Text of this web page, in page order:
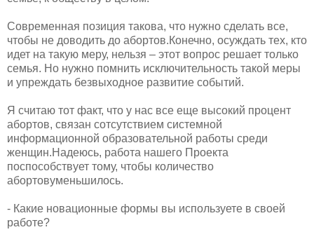
​Современная позиция такова, что нужно сделать все,
чтобы не доводить до абортов.Конечно, осуждать тех, кто
идет на такую меру, нельзя – этот вопрос решает только
семья. Но нужно помнить исключительность такой меры
и упреждать безвыходное развитие событий.
​Я считаю тот факт, что у нас все еще высокий процент
абортов, связан сотсутствием системной
информационной образовательной работы среди
женщин.Надеюсь, работа нашего Проекта
поспособствует тому, чтобы количество
абортовуменьшилось.
​- Какие новационные формы вы используете в своей
работе?